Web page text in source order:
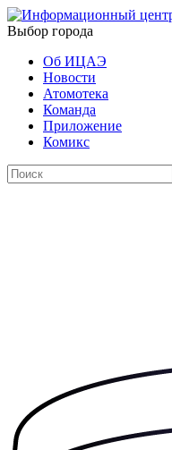
Выбор города
Об ИЦАЭ
Новости
Атомотека
Команда
Приложение
Комикс